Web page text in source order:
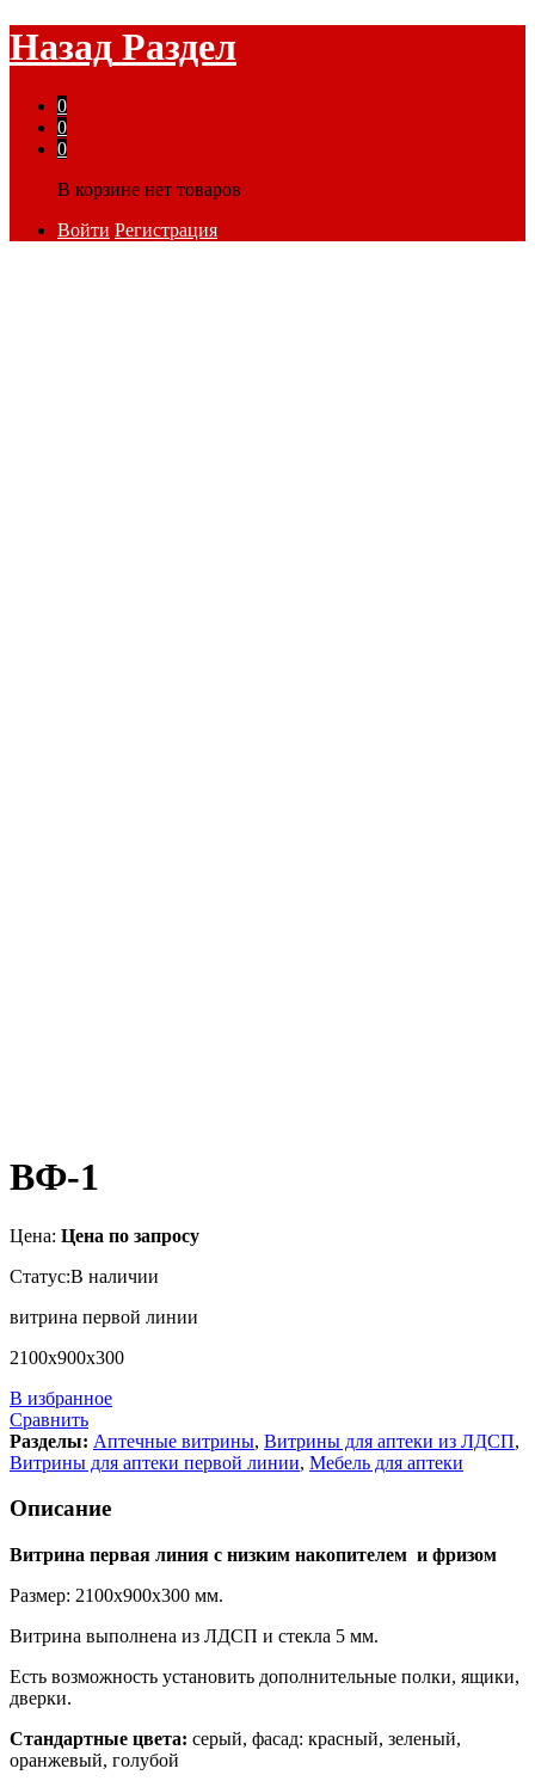
Назад Раздел
0
0
0
В корзине нет товаров
Войти Регистрация
ВФ-1
Цена: Цена по запросу
Статус:В наличии
витрина первой линии
2100х900х300
В избранное
Сравнить
Разделы: Аптечные витрины, Витрины для аптеки из ЛДСП,
Витрины для аптеки первой линии, Мебель для аптеки
Описание
Витрина первая линия с низким накопителем и фризом
Размер: 2100х900х300 мм.
Витрина выполнена из ЛДСП и стекла 5 мм.
Есть возможность установить дополнительные полки, ящики,
дверки.
Стандартные цвета: серый, фасад: красный, зеленый,
оранжевый, голубой